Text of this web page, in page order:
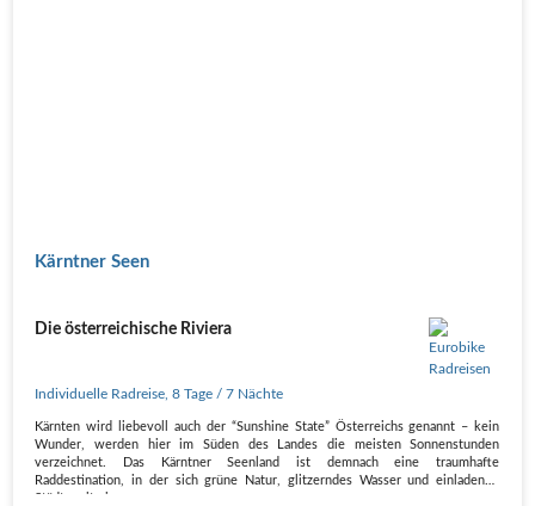
Kärntner Seen
Die österreichische Riviera
Individuelle Radreise ,8 Tage / 7 Nächte
Kärnten wird liebevoll auch der “Sunshine State” Österreichs genannt – kein
Wunder, werden hier im Süden des Landes die meisten Sonnenstunden
verzeichnet. Das Kärntner Seenland ist demnach eine traumhafte
Raddestination, in der sich grüne Natur, glitzerndes Wasser und einladende